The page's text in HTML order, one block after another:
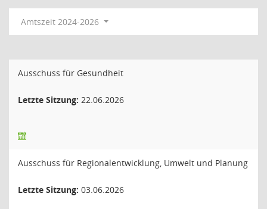
Amtszeit 2024-2026
Ausschuss für Gesundheit
Letzte Sitzung: 22.06.2026
Ausschuss für Regionalentwicklung, Umwelt und Planung
Letzte Sitzung: 03.06.2026